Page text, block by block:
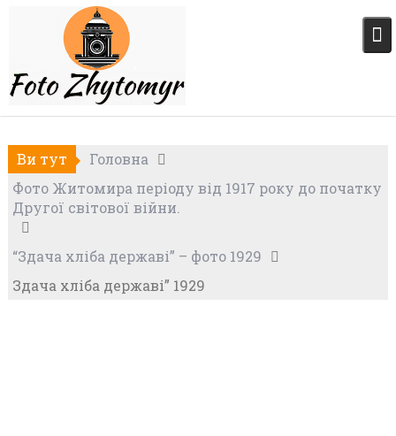
Ви тут
Головна
Фото Житомира періоду від 1917 року до початку
Другої світової війни.
“Здача хліба державі” – фото 1929
Здача хліба державі” 1929